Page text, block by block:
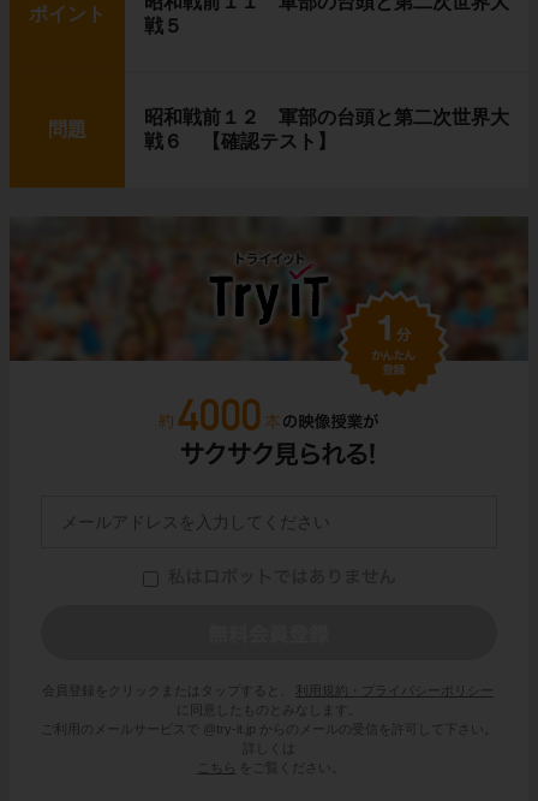
ポイント
戦５
問題
昭和戦前１２ 軍部の台頭と第二次世界大
戦６ 【確認テスト】
会員登録をクリックまたはタップすると、
利用規約・プライバシーポリシー
に同意したものとみなします。
ご利用のメールサービスで @try-it.jp からのメールの受信を許可して下さい。
詳しくは
こちら
をご覧ください。